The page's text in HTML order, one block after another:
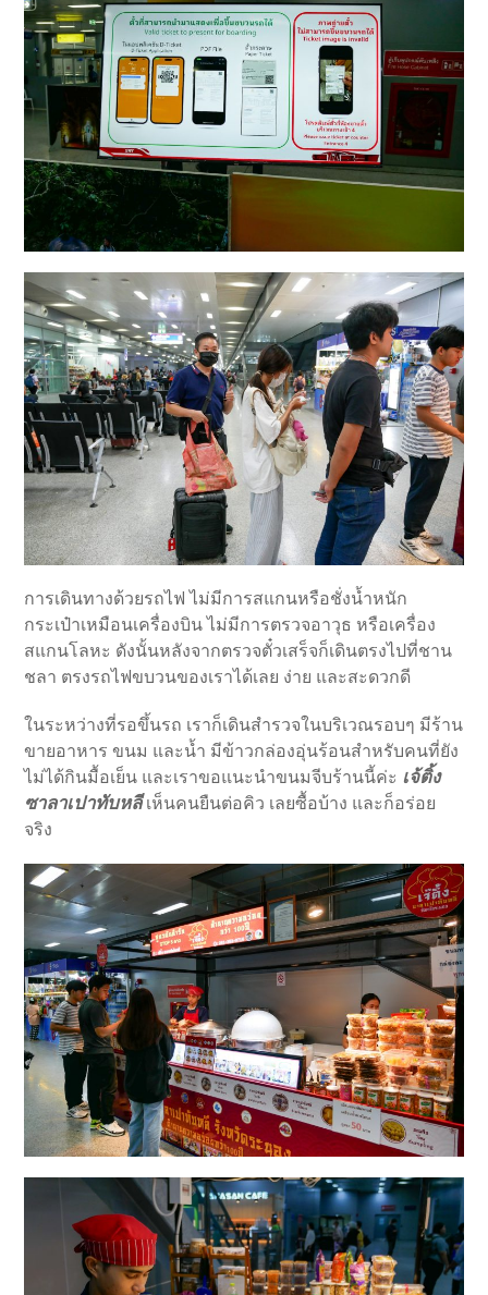
การเดินทางด้วยรถไฟ ไม่มีการสแกนหรือชั่งน้ำหนัก
กระเป๋าเหมือนเครื่องบิน ไม่มีการตรวจอาวุธ หรือเครื่อง
สแกนโลหะ ดังนั้นหลังจากตรวจตั๋วเสร็จก็เดินตรงไปที่ชาน
ชลา ตรงรถไฟขบวนของเราได้เลย ง่าย และสะดวกดี
ในระหว่างที่รอขึ้นรถ เราก็เดินสำรวจในบริเวณรอบๆ มีร้าน
ขายอาหาร ขนม และน้ำ มีข้าวกล่องอุ่นร้อนสำหรับคนที่ยัง
ไม่ได้กินมื้อเย็น และเราขอแนะนำขนมจีบร้านนี้ค่ะ เจ้ติ้ง
ซาลาเปาทับหลีเห็นคนยืนต่อคิว เลยซื้อบ้าง และก็อร่อย
จริง